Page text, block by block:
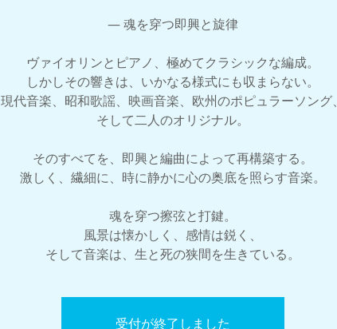
— 魂を穿つ即興と旋律
ヴァイオリンとピアノ、極めてクラシックな編成。
しかしその響きは、いかなる様式にも収まらない。
現代音楽、昭和歌謡、映画音楽、欧州のポピュラーソング、
そして二人のオリジナル。
そのすべてを、即興と編曲によって再構築する。
激しく、繊細に、時に静かに心の奥底を照らす音楽。
魂を穿つ擦弦と打鍵。
風景は懐かしく、感情は鋭く、
そして音楽は、生と死の狭間を生きている。
受付が終了しました